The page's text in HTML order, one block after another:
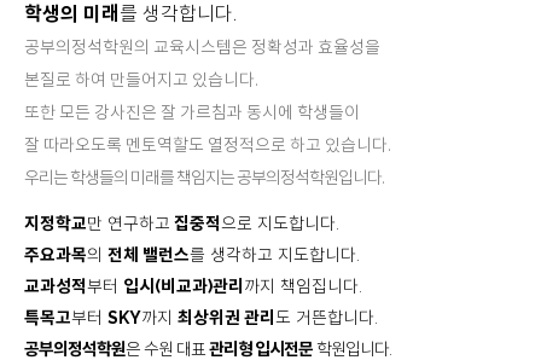
학생의 미래 를 생각합니다.
공부의정석학원의 교육시스템은 정확성과 효율성을
본질로 하여 만들어지고 있습니다.
또한 모든 강사진은 잘 가르침과 동시에 학생들이
잘 따라오도록 멘토역할도 열정적으로 하고 있습니다.
우리는 학생들의 미래를 책임지는 공부의정석학원입니다.
지정학교만 연구하고 집중적으로 지도합니다.
주요과목의 전체 밸런스를 생각하고 지도합니다.
교과성적부터 입시(비교과)관리 까지 책임집니다.
특목고부터 SKY까지 최상위권 관리 도 거뜬합니다.
공부의정석학원은 수원 대표 관리형 입시전문학원입니다.